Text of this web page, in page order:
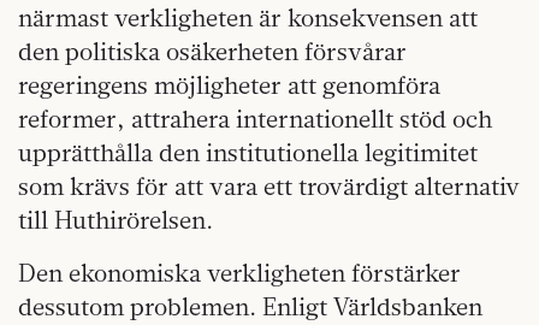
närmast verkligheten är konsekvensen att
den politiska osäkerheten försvårar
regeringens möjligheter att genomföra
reformer, attrahera internationellt stöd och
upprätthålla den institutionella legitimitet
som krävs för att vara ett trovärdigt alternativ
till Huthirörelsen.
Den ekonomiska verkligheten förstärker
dessutom problemen. Enligt Världsbanken